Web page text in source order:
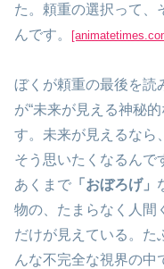
た。頼重の選択って、
んです。
ぼくが頼重の最後を読
が“未来が見える神秘
す。未来が見えるなら
そう思いたくなるんで
あくまで 「おぼろげ」
物の、たまらなく人間
だけが見えている。た
んな不完全な視界の中